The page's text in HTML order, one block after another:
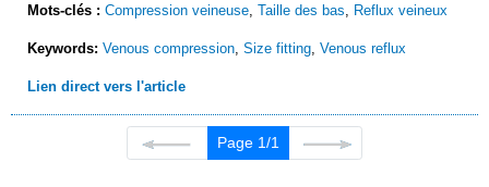
Mots-clés : Compression veineuse Taille des bas Reflux veineux
Keywords: Venous compression Size fitting Venous reflux
Lien direct vers l'article
Page 1/1